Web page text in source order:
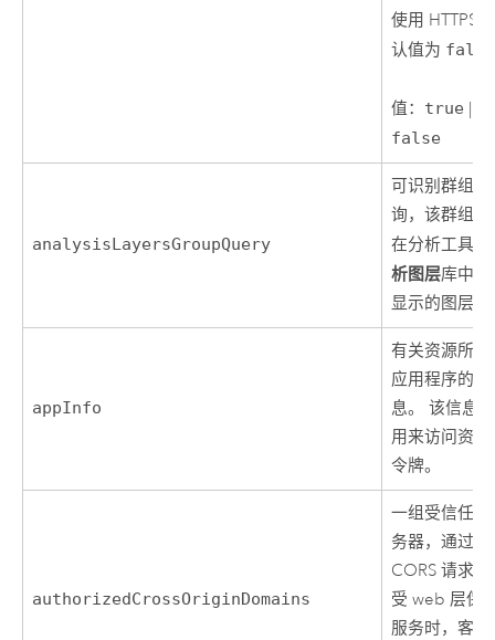
使用 HTTPS
认值为 false
值： true
false
analysisLayersGroupQuery
可识别群组的
询，该群组包
在分析工具的
析图层库中进
显示的图层。
appInfo
有关资源所访
应用程序的信
息。 该信息
用来访问资源
令牌。
authorizedCrossOriginDomains
一组受信任的
务器，通过
CORS 请求
受 web 层保
服务时，客户